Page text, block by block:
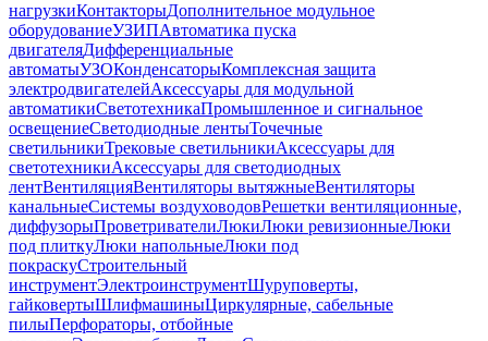
нагрузкиКонтакторыДополнительное модульное
оборудованиеУЗИПАвтоматика пуска
двигателяДифференциальные
автоматыУЗОКонденсаторыКомплексная защита
электродвигателейАксессуары для модульной
автоматикиСветотехникаПромышленное и сигнальное
освещениеСветодиодные лентыТочечные
светильникиТрековые светильникиАксессуары для
светотехникиАксессуары для светодиодных
лентВентиляцияВентиляторы вытяжныеВентиляторы
канальныеСистемы воздуховодовРешетки вентиляционные,
диффузорыПроветривателиЛюкиЛюки ревизионныеЛюки
под плиткуЛюки напольныеЛюки под
покраскуСтроительный
инструментЭлектроинструментШуруповерты,
гайковертыШлифмашиныЦиркулярные, сабельные
пилыПерфораторы, отбойные